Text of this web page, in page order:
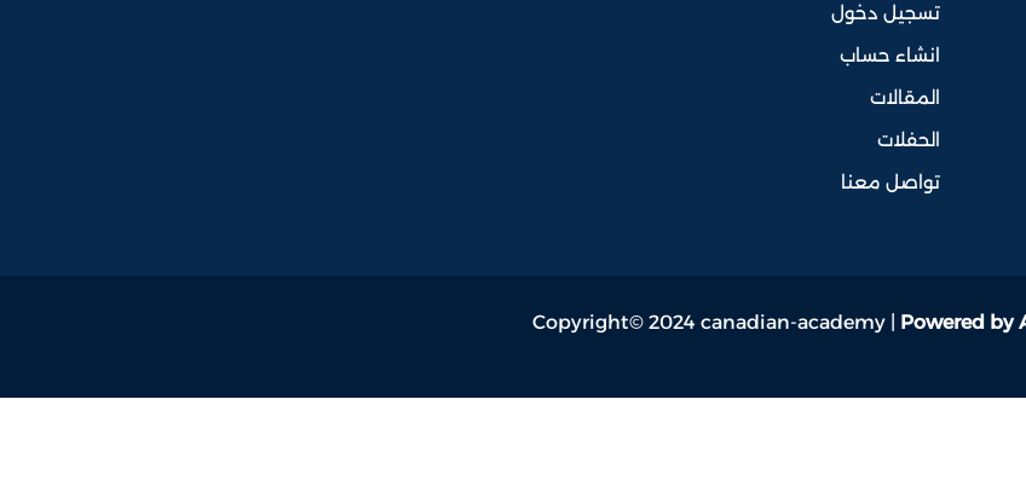
تسجيل دخول
انشاء حساب
المقالات
الحفلات
تواصل معنا
Copyright© 2024 canadian-academy | Powered by